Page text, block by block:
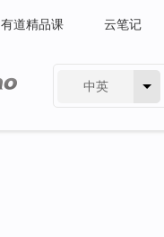
有道精品课 云笔记
中英